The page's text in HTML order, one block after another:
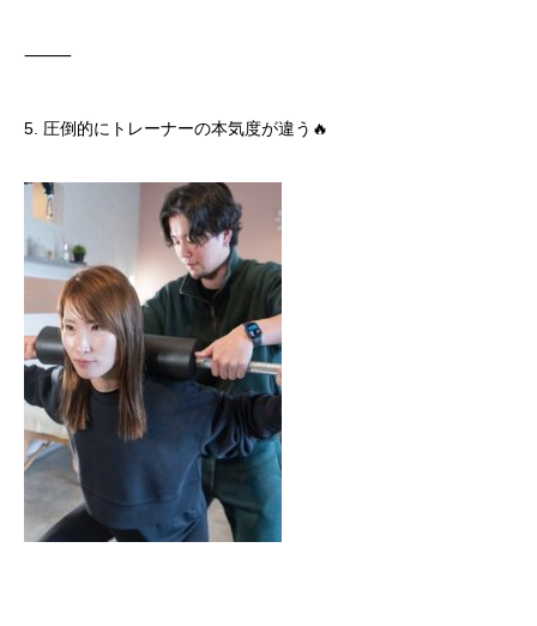
⸻
5. 圧倒的にトレーナーの本気度が違う🔥